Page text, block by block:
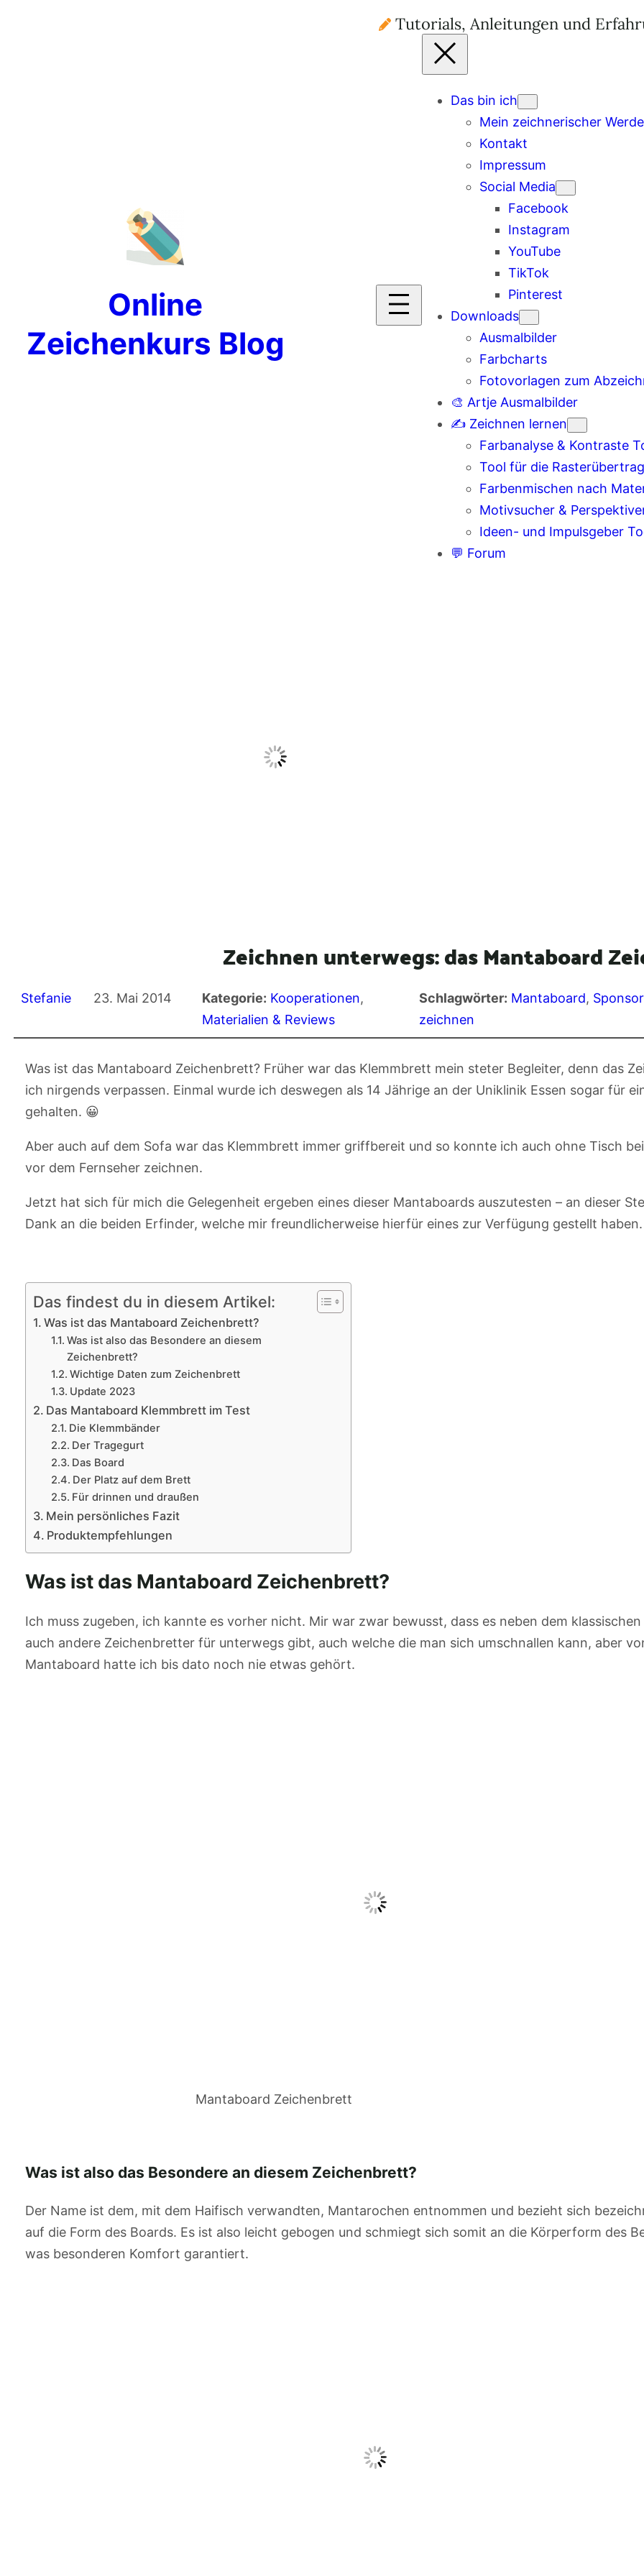
Online
Zeichenkurs Blog
Tutorials, Anleitungen und
Das bin ich
Mein zeichnerischer
Kontakt
Impressum
Social Media
Facebook
Instagram
YouTube
TikTok
Pinterest
Downloads
Ausmalbilder
Farbcharts
Fotovorlagen zum
🎨 Artje Ausmalbilder
✍️ Zeichnen lernen
Farbanalyse & Kontraste
Tool für die
Farbenmischen nach
Motivsucher &
Ideen- und Impulsgeber
💬 Forum
Zeichnen unterwegs: das Mantaboard
Stefanie 23. Mai 2014 Kategorie: Kooperationen
Materialien & Reviews
Schlagwörter: Mantaboard,
zeichnen
Was ist das Mantaboard Zeichenbrett? Früher war das Klemmbrett mein steter Begleiter, denn das
ich nirgends verpassen. Einmal wurde ich deswegen als 14 Jährige an der Uniklinik Essen sogar für
gehalten. 😀
Aber auch auf dem Sofa war das Klemmbrett immer griffbereit und so konnte ich auch ohne Tisch
vor dem Fernseher zeichnen.
Jetzt hat sich für mich die Gelegenheit ergeben eines dieser Mantaboards auszutesten – an dieser
Dank an die beiden Erfinder, welche mir freundlicherweise hierfür eines zur Verfügung gestellt
Das findest du in diesem Artikel:
Was ist das Mantaboard Zeichenbrett?
Was ist also das Besondere an diesem
Zeichenbrett?
Wichtige Daten zum Zeichenbrett
Update 2023
Das Mantaboard Klemmbrett im Test
Die Klemmbänder
Der Tragegurt
Das Board
Der Platz auf dem Brett
Für drinnen und draußen
Mein persönliches Fazit
Produktempfehlungen
Was ist das Mantaboard Zeichenbrett?
Ich muss zugeben, ich kannte es vorher nicht. Mir war zwar bewusst, dass es neben dem
auch andere Zeichenbretter für unterwegs gibt, auch welche die man sich umschnallen kann, aber
Mantaboard hatte ich bis dato noch nie etwas gehört.
Mantaboard Zeichenbrett
Was ist also das Besondere an diesem Zeichenbrett?
Der Name ist dem, mit dem Haifisch verwandten, Mantarochen entnommen und bezieht sich
auf die Form des Boards. Es ist also leicht gebogen und schmiegt sich somit an die Körperform des
was besonderen Komfort garantiert.